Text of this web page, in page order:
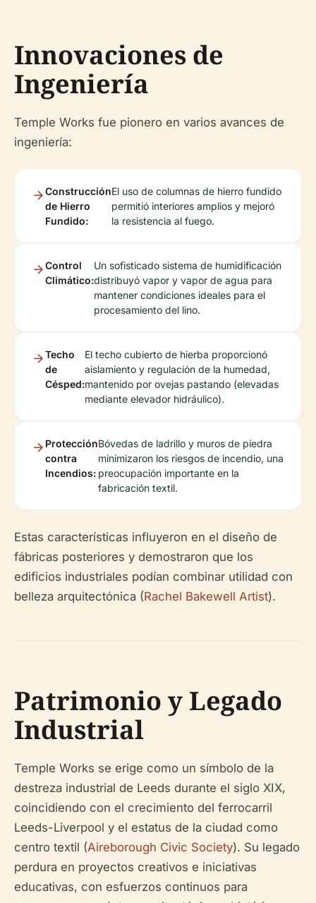
Innovaciones de
Ingeniería
Temple Works fue pionero en varios avances de
ingeniería:
Construcción
de Hierro
Fundido:
El uso de columnas de hierro fundido
permitió interiores amplios y mejoró
la resistencia al fuego.
Control
Climático:
Un sofisticado sistema de humidificación
distribuyó vapor y vapor de agua para
mantener condiciones ideales para el
procesamiento del lino.
Techo
de
Césped:
El techo cubierto de hierba proporcionó
aislamiento y regulación de la humedad,
mantenido por ovejas pastando (elevadas
mediante elevador hidráulico).
Protección
contra
Incendios:
Bóvedas de ladrillo y muros de piedra
minimizaron los riesgos de incendio, una
preocupación importante en la
fabricación textil.
Estas características influyeron en el diseño de
fábricas posteriores y demostraron que los
edificios industriales podían combinar utilidad con
belleza arquitectónica (Rachel Bakewell Artist).
Patrimonio y Legado
Industrial
Temple Works se erige como un símbolo de la
destreza industrial de Leeds durante el siglo XIX,
coincidiendo con el crecimiento del ferrocarril
Leeds-Liverpool y el estatus de la ciudad como
centro textil (Aireborough Civic Society). Su legado
perdura en proyectos creativos e iniciativas
educativas, con esfuerzos continuos para